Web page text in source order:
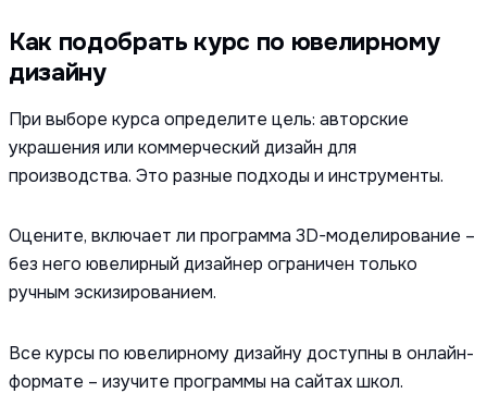
Как подобрать курс по ювелирному
дизайну
При выборе курса определите цель: авторские
украшения или коммерческий дизайн для
производства. Это разные подходы и инструменты.
Оцените, включает ли программа 3D-моделирование –
без него ювелирный дизайнер ограничен только
ручным эскизированием.
Все курсы по ювелирному дизайну доступны в онлайн-
формате – изучите программы на сайтах школ.